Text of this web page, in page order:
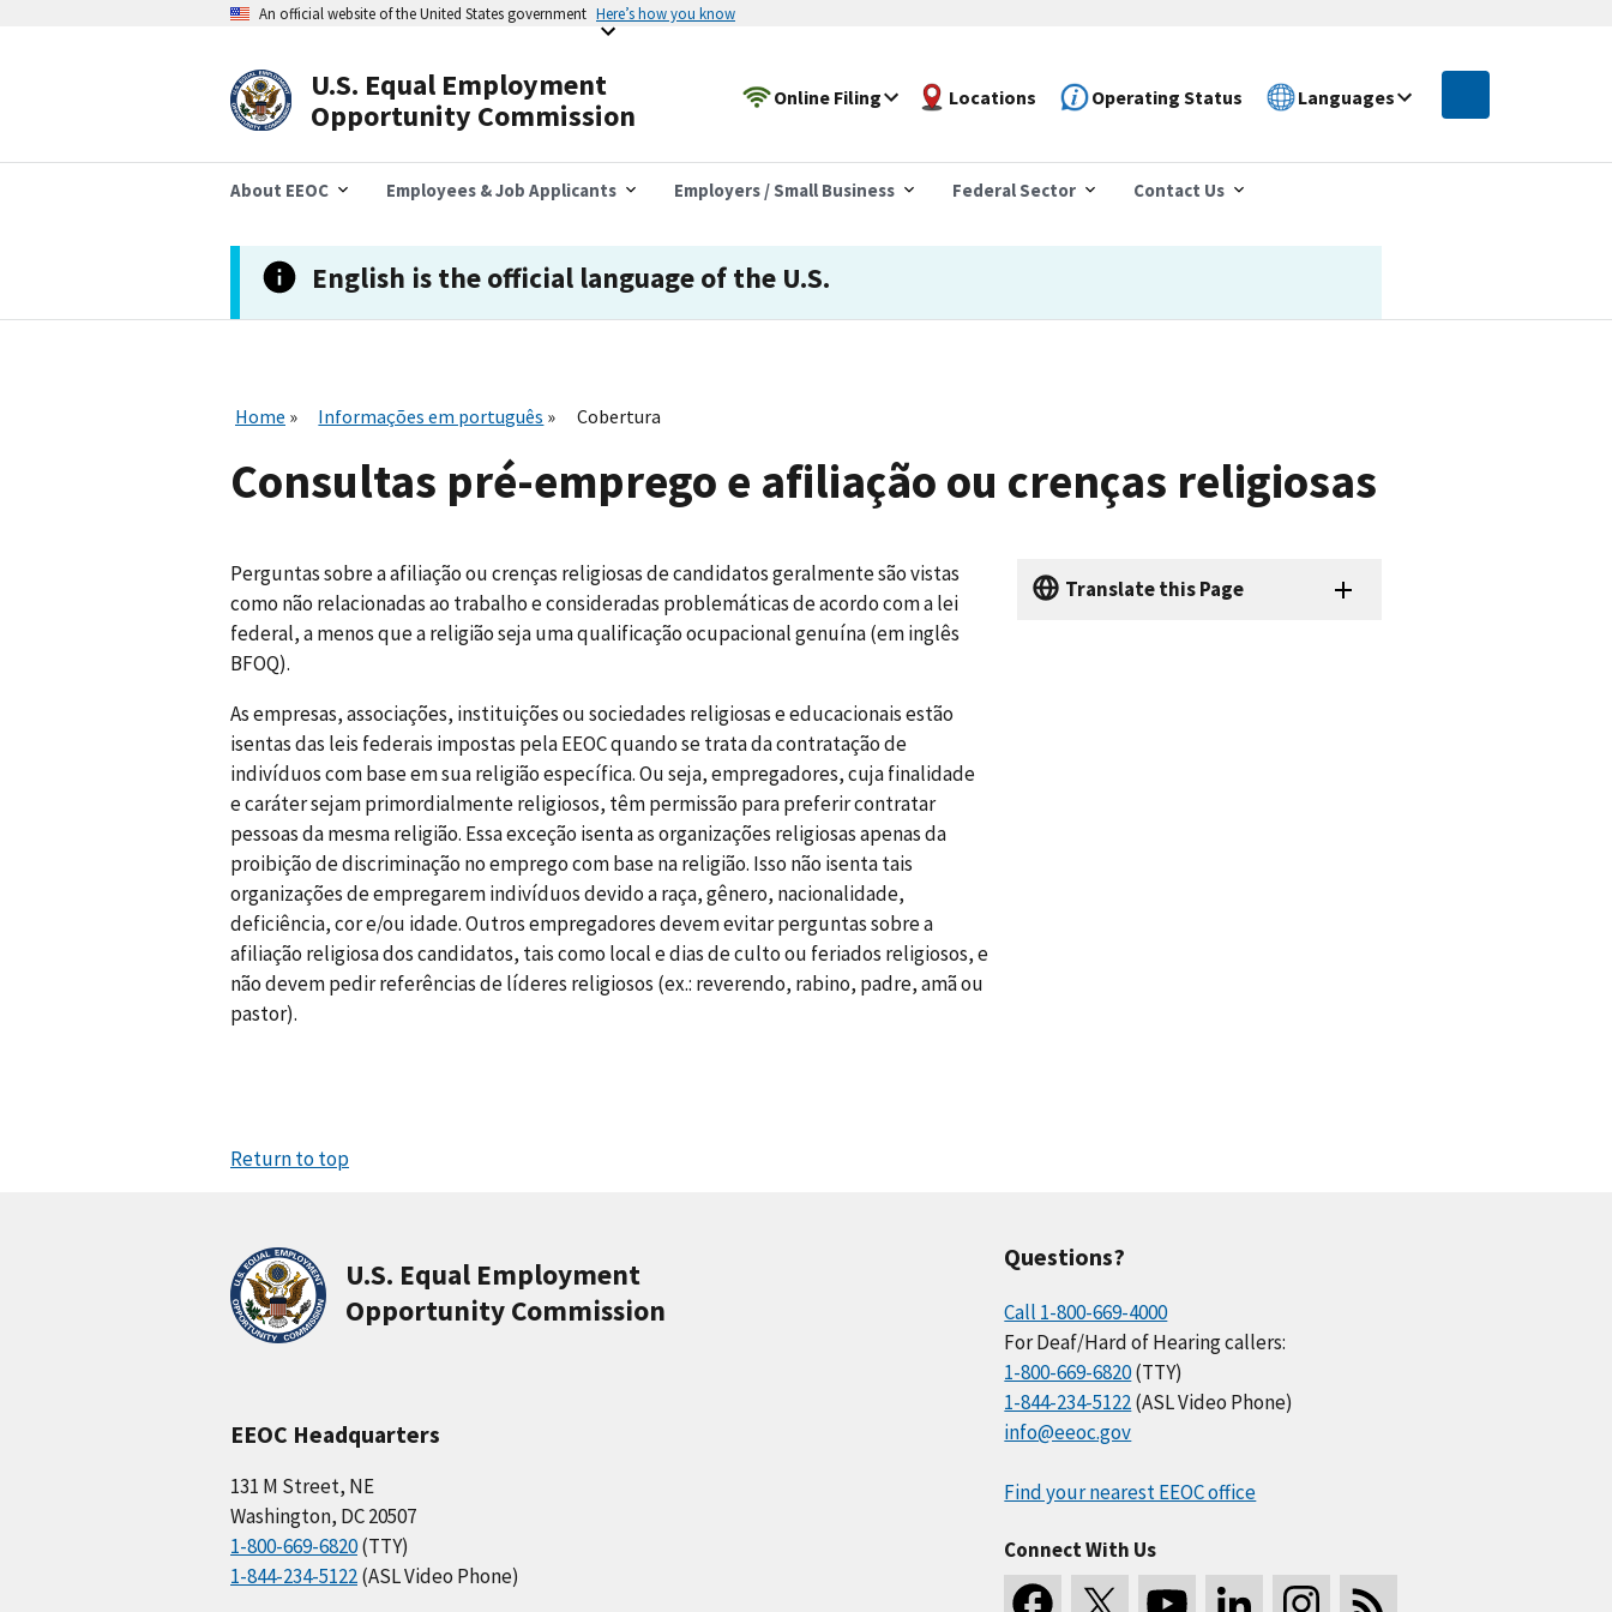
An official website of the United States government Here’s how you know
U.S. Equal Employment
Opportunity Commission
Online Filing Locations Operating Status Languages
About EEOC Employees & Job Applicants Employers / Small Business Federal Sector Contact Us
English is the official language of the U.S.
Home Informações em português Cobertura
Consultas pré-emprego e afiliação ou crenças religiosas
Perguntas sobre a afiliação ou crenças religiosas de candidatos geralmente são vistas
como não relacionadas ao trabalho e consideradas problemáticas de acordo com a lei
federal, a menos que a religião seja uma qualificação ocupacional genuína (em inglês
BFOQ).
As empresas, associações, instituições ou sociedades religiosas e educacionais estão
isentas das leis federais impostas pela EEOC quando se trata da contratação de
indivíduos com base em sua religião específica. Ou seja, empregadores, cuja finalidade
e caráter sejam primordialmente religiosos, têm permissão para preferir contratar
pessoas da mesma religião. Essa exceção isenta as organizações religiosas apenas da
proibição de discriminação no emprego com base na religião. Isso não isenta tais
organizações de empregarem indivíduos devido a raça, gênero, nacionalidade,
deficiência, cor e/ou idade. Outros empregadores devem evitar perguntas sobre a
afiliação religiosa dos candidatos, tais como local e dias de culto ou feriados religiosos, e
não devem pedir referências de líderes religiosos (ex.: reverendo, rabino, padre, amã ou
pastor).
Translate this Page
Return to top
U.S. Equal Employment
Opportunity Commission
EEOC Headquarters
131 M Street, NE
Washington, DC 20507
1-800-669-6820(TTY)
1-844-234-5122(ASL Video Phone)
Questions?
Call 1-800-669-4000
For Deaf/Hard of Hearing callers:
1-800-669-6820(TTY)
1-844-234-5122(ASL Video Phone)
info@eeoc.gov
Find your nearest EEOC office
Connect With Us